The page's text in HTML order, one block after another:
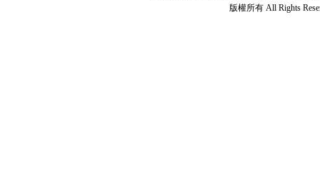
版權所有 All Rights